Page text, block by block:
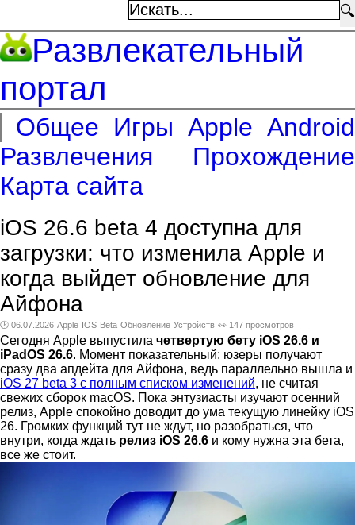
🔍
Развлекательный
портал
Общее Игры Apple Android
Развлечения
Прохождение
Карта сайта
iOS 26.6 beta 4 доступна для
загрузки: что изменила Apple и
когда выйдет обновление для
Айфона
🕑 06.07.2026 Apple IOS Beta Обновление Устройств 👀 147 просмотров
Сегодня Apple выпустила четвертую бету iOS 26.6 и
iPadOS 26.6. Момент показательный: юзеры получают
сразу два апдейта для Айфона, ведь параллельно вышла и
iOS 27 beta 3 с полным списком изменений, не считая
свежих сборок macOS. Пока энтузиасты изучают осенний
релиз, Apple спокойно доводит до ума текущую линейку iOS
26. Громких функций тут не ждут, но разобраться, что
внутри, когда ждать релиз iOS 26.6 и кому нужна эта бета,
все же стоит.